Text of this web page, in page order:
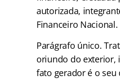
autorizada,
Financeiro Nacional.
Parágrafo único.
oriundo do exterior,
fato gerador é o seu